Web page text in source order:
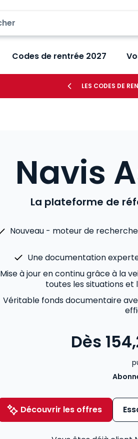
Codes de rentrée 2027
LES CODES DE
Navis
La plateforme de
Nouveau - moteur de
Une documentation
Mise à jour en continu grâce à la
toutes les situations et
Véritable fonds documentaire
Dès
Découvrir les offres